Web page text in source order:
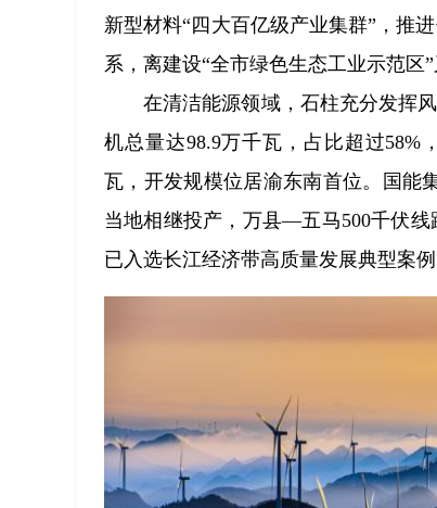
新型材料“四大百亿级产业集群”，推
系，离建设“全市绿色生态工业示范区”
在清洁能源领域，石柱充分发挥
机总量达98.9万千瓦，占比超过58%
瓦，开发规模位居渝东南首位。国能
当地相继投产，万县—五马500千伏
已入选长江经济带高质量发展典型案例